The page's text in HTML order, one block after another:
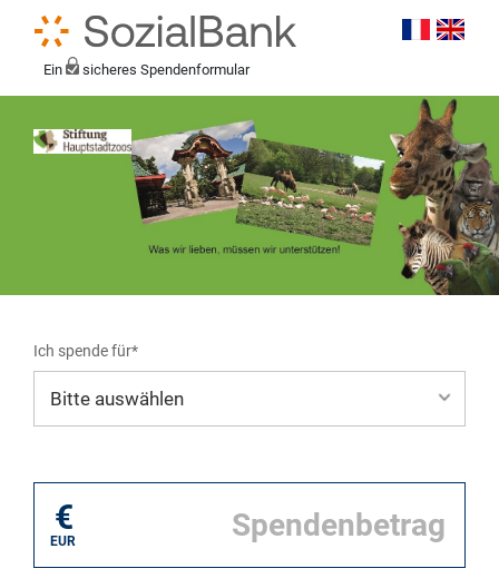
Ein sicheres Spendenformular
Ich spende für*
€
EUR